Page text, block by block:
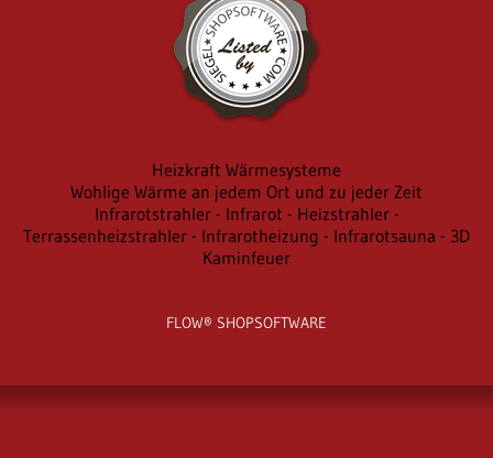
Heizkraft Wärmesysteme
Wohlige Wärme an jedem Ort und zu jeder Zeit
Infrarotstrahler - Infrarot - Heizstrahler -
Terrassenheizstrahler - Infrarotheizung - Infrarotsauna - 3D
Kaminfeuer
FLOW® SHOPSOFTWARE